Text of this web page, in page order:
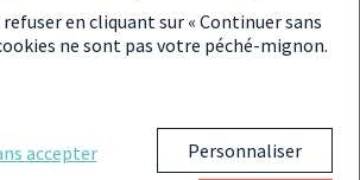
: le HCSF assouplit les
quelles
en cliquant sur « Continuer sans
ne sont pas votre péché-mignon.
accepter Personnaliser